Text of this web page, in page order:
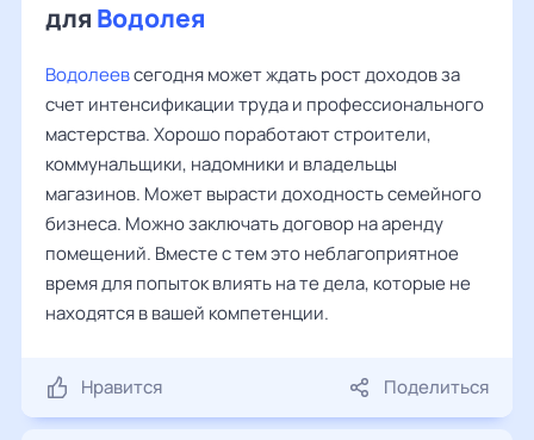
для Водолея
Водолеевсегодня может ждать рост доходов за
счет интенсификации труда и профессионального
мастерства. Хорошо поработают строители,
коммунальщики, надомники и владельцы
магазинов. Может вырасти доходность семейного
бизнеса. Можно заключать договор на аренду
помещений. Вместе с тем это неблагоприятное
время для попыток влиять на те дела, которые не
находятся в вашей компетенции.
Нравится Поделиться